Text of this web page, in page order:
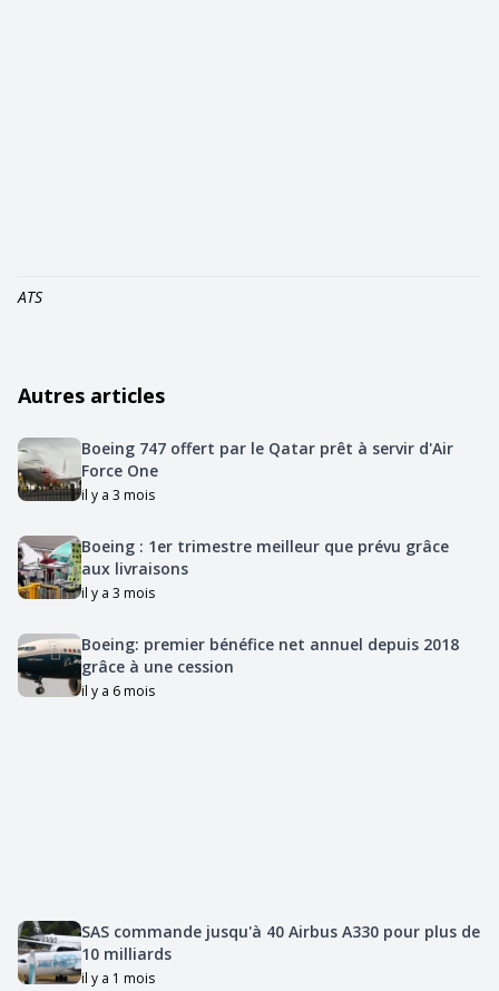
ATS
Autres articles
Boeing 747 offert par le Qatar prêt à servir d'Air
Force One
il y a 3 mois
Boeing : 1er trimestre meilleur que prévu grâce
aux livraisons
il y a 3 mois
Boeing: premier bénéfice net annuel depuis 2018
grâce à une cession
il y a 6 mois
SAS commande jusqu'à 40 Airbus A330 pour plus de
10 milliards
il y a 1 mois